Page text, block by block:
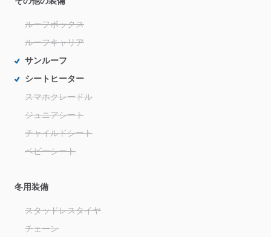
ルーフボックス
ルーフキャリア
サンルーフ
シートヒーター
スマホクレードル
ジュニアシート
チャイルドシート
ベビーシート
冬用装備
スタッドレスタイヤ
チェーン